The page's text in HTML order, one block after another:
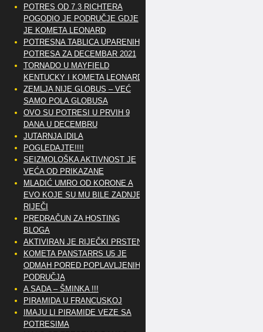
POTRES OD 7.3 RICHTERA
POGODIO JE PODRUČJE GDJE
JE KOMETA LEONARD
POTRESNA TABLICA UPARENIH
POTRESA ZA DECEMBAR 2021
TORNADO U MAYFIELD
KENTUCKY I KOMETA LEONARD
ZEMLJA NIJE GLOBUS – VEĆ
SAMO POLA GLOBUSA
OVO SU POTRESI U PRVIH 9
DANA U DECEMBRU
JUTARNJA IDILA
POGLEDAJTE!!!!
SEIZMOLOŠKA AKTIVNOST JE
VEĆA OD PRIKAZANE
MLADIĆ UMRO OD KORONE A
EVO KOJE SU MU BILE ZADNJE
RIJEČI
PREDRAČUN ZA HOSTING
BLOGA
AKTIVIRAN JE RIJEČKI PRSTEN
KOMETA PANSTARRS U5 JE
ODMAH PORED POPLAVLJENIH
PODRUČJA
A SADA – ŠMINKA !!!
PIRAMIDA U FRANCUSKOJ
IMAJU LI PIRAMIDE VEZE SA
POTRESIMA